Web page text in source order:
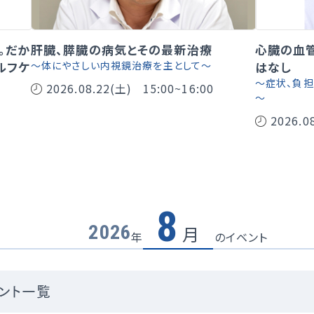
だか
フケ
肝臓、膵臓の病気とその最新治療
～体にやさしい内視鏡治療を主として～
2026.08.22(土) 15:00~16:00
心臓の血
はなし
～症状、負
～
2026年 8 月 のイベント
ト一覧